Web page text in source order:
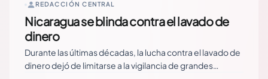
REDACCIÓN CENTRAL
Nicaragua se blinda contra el lavado de
dinero
Durante las últimas décadas, la lucha contra el lavado de
dinero dejó de limitarse a la vigilancia de grandes